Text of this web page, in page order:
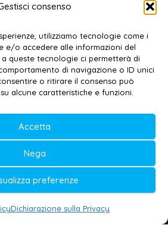
consenso
utilizziamo tecnologie come i
e/o accedere alle informazioni del
a queste tecnologie ci permetterà di
di navigazione o ID unici
o ritirare il consenso può
alcune caratteristiche e funzioni.
Accetta
Nega
preferenze
Dichiarazione sulla Privacy
policy
2026 | Galatina24 ®
Tribunale di Lecce
direttore responsabile:
G. Masciullo
registrato dal Ministero
delle Imprese